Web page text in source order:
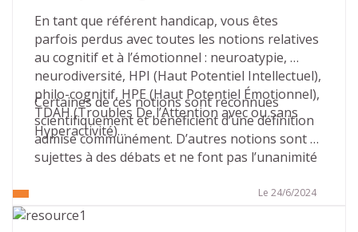
situations de handicap ?
En tant que référent handicap, vous êtes
parfois perdus avec toutes les notions relatives
au cognitif et à l’émotionnel : neuroatypie,
neurodiversité, HPI (Haut Potentiel Intellectuel),
philo-cognitif, HPE (Haut Potentiel Émotionnel),
TDAH (Troubles De l’Attention avec ou sans
Hyperactivité)…
Certaines de ces notions sont reconnues
scientifiquement et bénéficient d’une définition
admise communément. D’autres notions sont
sujettes à des débats et ne font pas l’unanimité
Le 24/6/2024